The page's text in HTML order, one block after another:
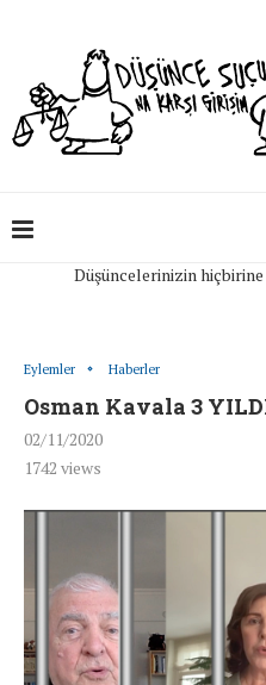
Düşüncelerinizin hiçbirine
Eylemler Haberler
Osman Kavala 3
02/11/2020
1742 views